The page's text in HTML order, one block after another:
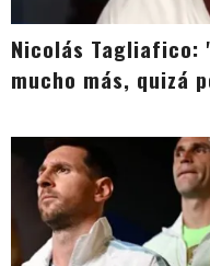
Nicolás Tagliafico:
mucho más, quizá